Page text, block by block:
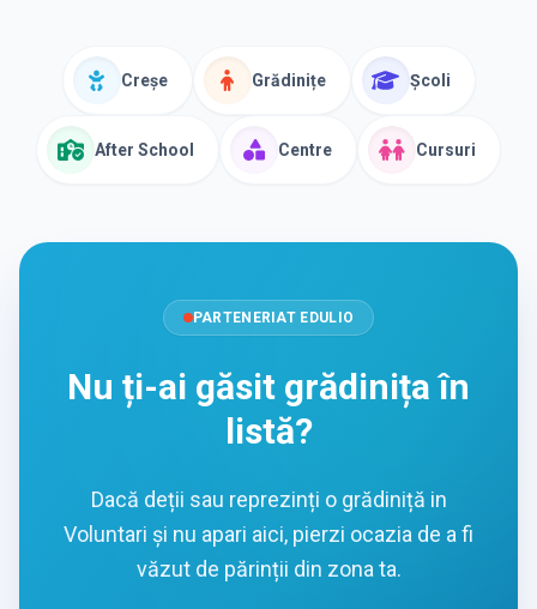
Creșe Grădinițe Școli
After School Centre Cursuri
PARTENERIAT EDULIO
Nu ți-ai găsit grădinița în
listă?
Dacă deții sau reprezinți o grădiniță in
Voluntari și nu apari aici, pierzi ocazia de a fi
văzut de părinții din zona ta.